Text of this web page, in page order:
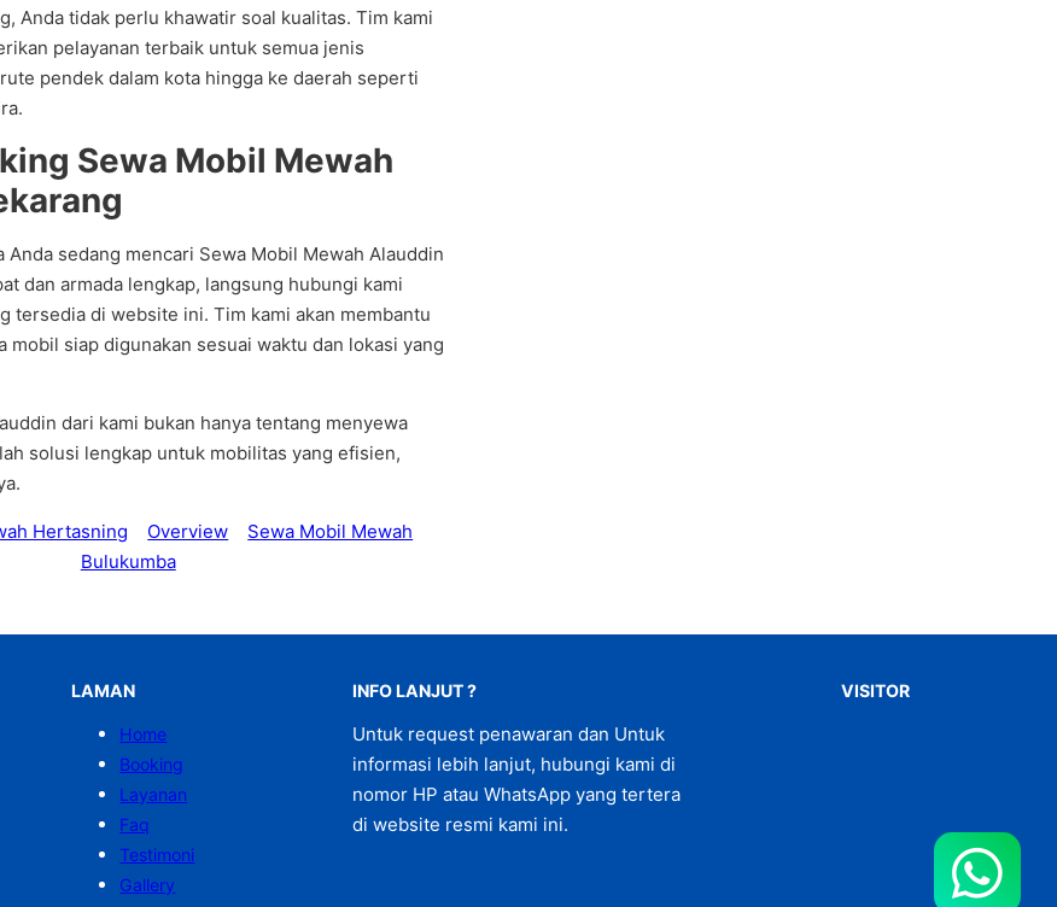
Anda tidak perlu khawatir soal kualitas. Tim kami
pelayanan terbaik untuk semua jenis
pendek dalam kota hingga ke daerah seperti
Sewa Mobil Mewah
Anda sedang mencari Sewa Mobil Mewah Alauddin
dan armada lengkap, langsung hubungi kami
tersedia di website ini. Tim kami akan membantu
mobil siap digunakan sesuai waktu dan lokasi yang
dari kami bukan hanya tentang menyewa
solusi lengkap untuk mobilitas yang efisien,
Hertasning Overview
Sewa Mobil Mewah
Bulukumba
LAMAN
Home
Booking
Layanan
Faq
Testimoni
Gallery
INFO LANJUT ?
Untuk request penawaran dan Untuk
informasi lebih lanjut, hubungi kami di
nomor HP atau WhatsApp yang tertera
di website resmi kami ini.
VISITOR